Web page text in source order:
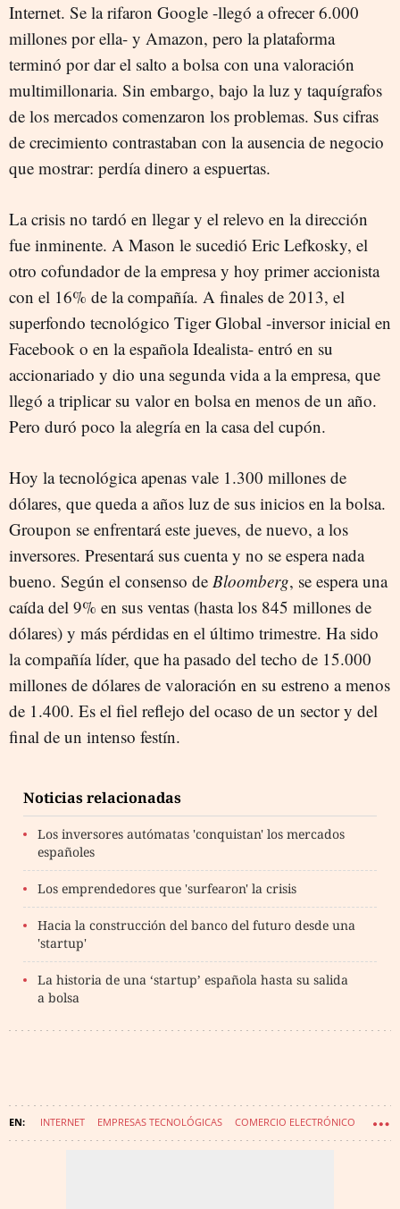
Internet. Se la rifaron Google -llegó a ofrecer 6.000
millones por ella- y Amazon, pero la plataforma
terminó por dar el salto a bolsa con una valoración
multimillonaria. Sin embargo, bajo la luz y taquígrafos
de los mercados comenzaron los problemas. Sus cifras
de crecimiento contrastaban con la ausencia de negocio
que mostrar: perdía dinero a espuertas.
La crisis no tardó en llegar y el relevo en la dirección
fue inminente. A Mason le sucedió Eric Lefkosky, el
otro cofundador de la empresa y hoy primer accionista
con el 16% de la compañía. A finales de 2013, el
superfondo tecnológico Tiger Global -inversor inicial en
Facebook o en la española Idealista- entró en su
accionariado y dio una segunda vida a la empresa, que
llegó a triplicar su valor en bolsa en menos de un año.
Pero duró poco la alegría en la casa del cupón.
Hoy la tecnológica apenas vale 1.300 millones de
dólares, que queda a años luz de sus inicios en la bolsa.
Groupon se enfrentará este jueves, de nuevo, a los
inversores. Presentará sus cuenta y no se espera nada
bueno. Según el consenso de Bloomberg, se espera una
caída del 9% en sus ventas (hasta los 845 millones de
dólares) y más pérdidas en el último trimestre. Ha sido
la compañía líder, que ha pasado del techo de 15.000
millones de dólares de valoración en su estreno a menos
de 1.400. Es el fiel reflejo del ocaso de un sector y del
final de un intenso festín.
Noticias relacionadas
Los inversores autómatas 'conquistan' los mercados
españoles
Los emprendedores que 'surfearon' la crisis
Hacia la construcción del banco del futuro desde una
'startup'
La historia de una ‘startup’ española hasta su salida
a bolsa
INTERNET EMPRESAS TECNOLÓGICAS COMERCIO ELECTRÓNICO